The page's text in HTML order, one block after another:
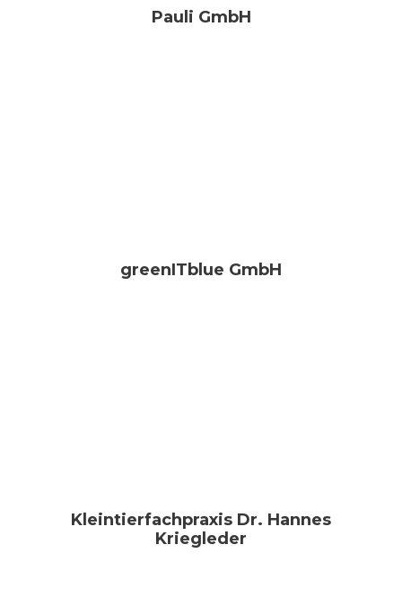
Pauli GmbH
greenITblue GmbH
Kleintierfachpraxis Dr. Hannes
Kriegleder